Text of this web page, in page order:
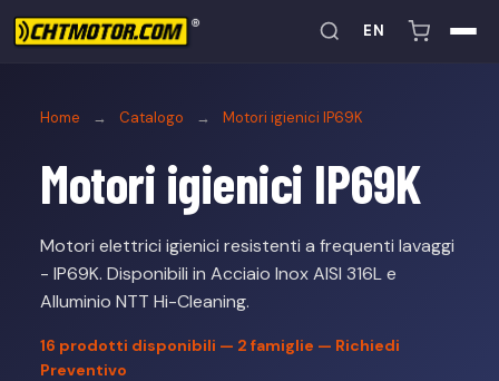
EN
Home → Catalogo → Motori igienici IP69K
Motori igienici IP69K
Motori elettrici igienici resistenti a frequenti lavaggi
- IP69K. Disponibili in Acciaio Inox AISI 316L e
Alluminio NTT Hi-Cleaning.
16 prodotti disponibili — 2 famiglie — Richiedi
Preventivo